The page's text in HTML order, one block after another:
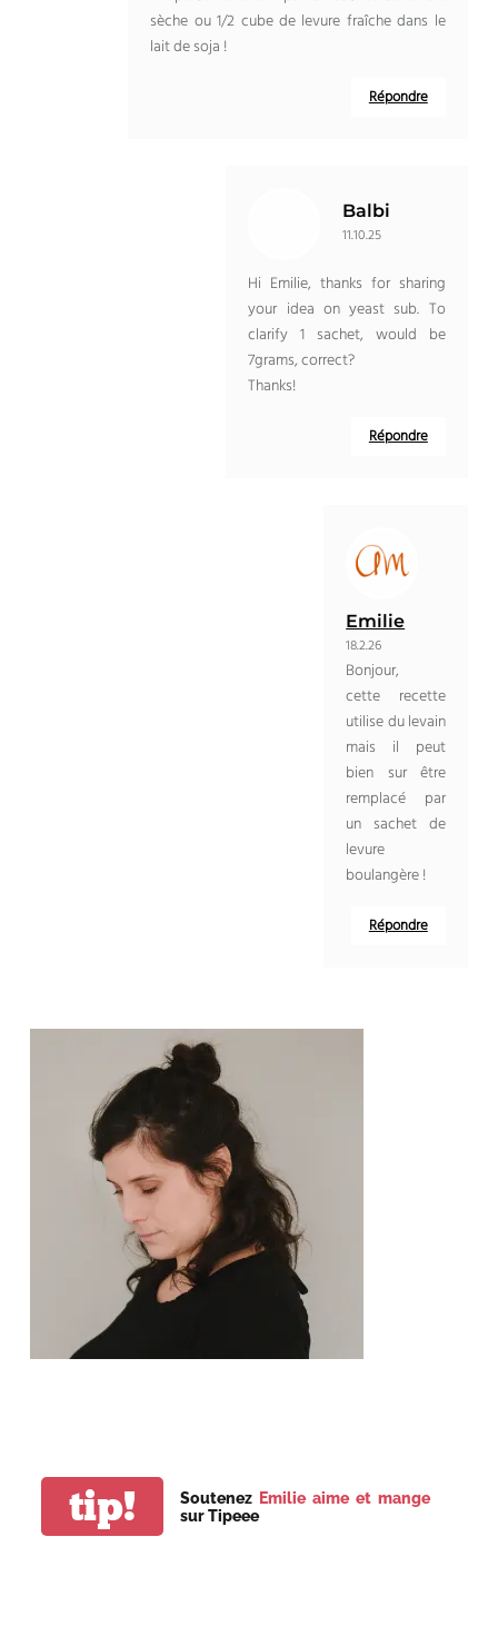
sèche ou 1/2 cube de levure fraîche dans le
lait de soja !
Répondre
Balbi
11.10.25
Hi Emilie, thanks for sharing
your idea on yeast sub. To
clarify 1 sachet, would be
7grams, correct?
Thanks!
Répondre
Emilie
18.2.26
Bonjour,
cette recette
utilise du levain
mais il peut
bien sur être
remplacé par
un sachet de
levure
boulangère !
Répondre
tip! Soutenez Emilie aime et mange
sur Tipeee